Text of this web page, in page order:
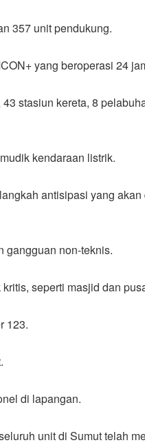
357 unit pendukung.
yang beroperasi 24
stasiun kereta, 8
kendaraan listrik.
antisipasi yang akan
gangguan non-teknis.
seperti masjid dan
123.
di lapangan.
unit di Sumut telah